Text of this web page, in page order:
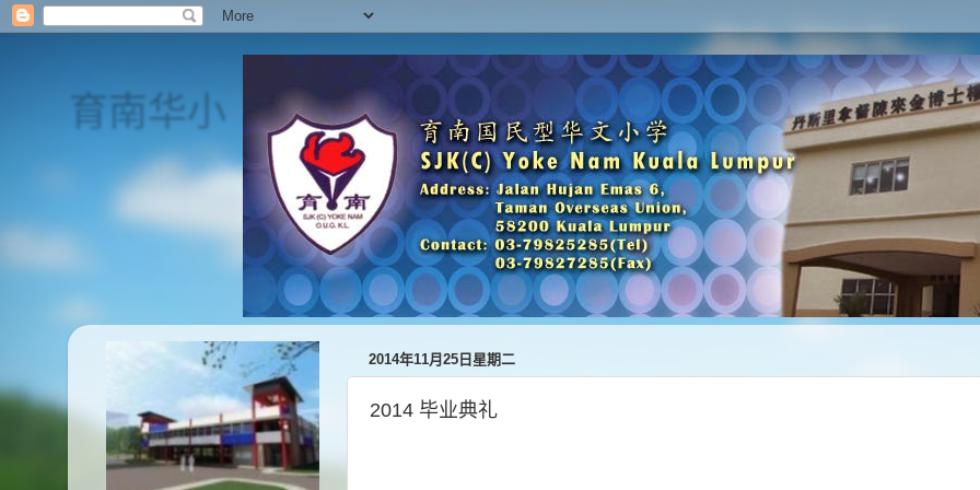
育南华小
SJK(C) Yoke Nam
2014年11月25日星期二
2014 毕业典礼